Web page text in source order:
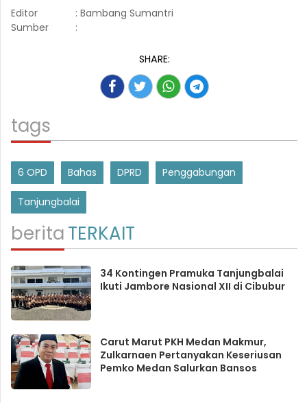
Editor
: Bambang Sumantri
Sumber
:
SHARE:
tags
6 OPD Bahas DPRD Penggabungan
Tanjungbalai
beritaTERKAIT
34 Kontingen Pramuka Tanjungbalai
Ikuti Jambore Nasional XII di Cibubur
Carut Marut PKH Medan Makmur,
Zulkarnaen Pertanyakan Keseriusan
Pemko Medan Salurkan Bansos